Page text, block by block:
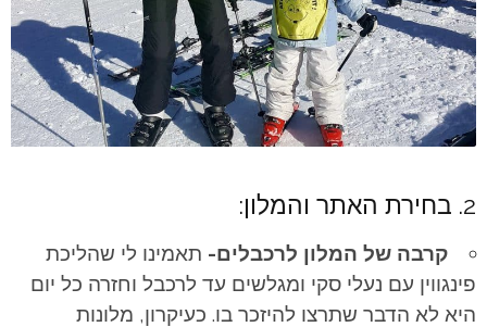
2. בחירת האתר והמלון:
קרבה של המלון לרכבלים- תאמינו לי שהליכת
פינגווין עם נעלי סקי ומגלשים עד לרכבל וחזרה כל יום
היא לא הדבר שתרצו להיזכר בו. כעיקרון, מלונות